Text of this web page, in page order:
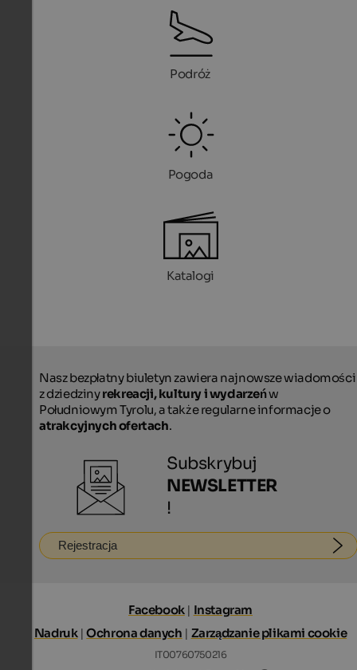
Podróż
Pogoda
Katalogi
Nasz bezpłatny biuletyn zawiera najnowsze wiadomości
z dziedzinyrekreacji, kultury i wydarzeńw
Południowym Tyrolu, a także regularne informacje o
atrakcyjnych ofertach.
Subskrybuj
NEWSLETTER
!
Rejestracja
Facebook| Instagram
Nadruk|Ochrona danych | Zarządzanie plikami cookie
IT00760750216